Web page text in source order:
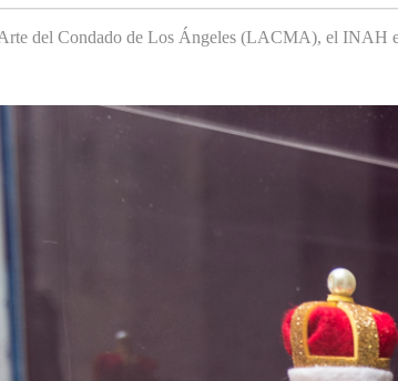
del Condado de Los Ángeles (LACMA), el INAH